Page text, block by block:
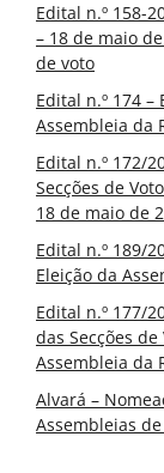
Edital n.º 158-
– 18 de maio
de voto
Edital n.º 174
Assembleia da
Edital n.º 172/
Secções de
18 de maio de
Edital n.º 189/
Eleição da
Edital n.º 177/
das Secções
Assembleia da
Alvará –
Assembleias